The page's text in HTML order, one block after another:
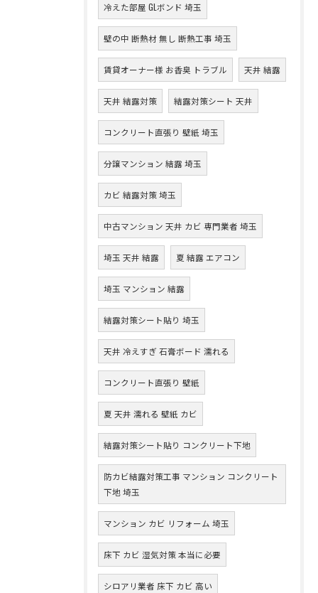
冷えた部屋 GLボンド 埼玉
壁の中 断熱材 無し 断熱工事 埼玉
賃貸オーナー様 お香臭 トラブル 天井 結露
天井 結露対策 結露対策シート 天井
コンクリート直張り 壁紙 埼玉
分譲マンション 結露 埼玉
カビ 結露対策 埼玉
中古マンション 天井 カビ 専門業者 埼玉
埼玉 天井 結露 夏 結露 エアコン
埼玉 マンション 結露
結露対策シート貼り 埼玉
天井 冷えすぎ 石膏ボード 濡れる
コンクリート直張り 壁紙
夏 天井 濡れる 壁紙 カビ
結露対策シート貼り コンクリート下地
防カビ結露対策工事 マンション コンクリート
下地 埼玉
マンション カビ リフォーム 埼玉
床下 カビ 湿気対策 本当に必要
シロアリ業者 床下 カビ 高い